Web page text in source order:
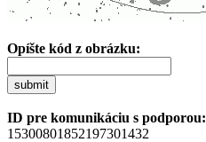
Opíšte kód z obrázku:
submit
ID pre komunikáciu s podporou:
15300801852197301432